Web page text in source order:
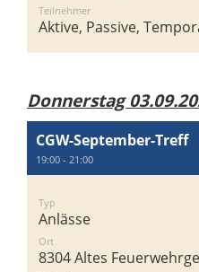
Teilnehmer
Aktive, Passive,
Donnerstag
CGW-September-Treff
19:00 - 21:00
Typ
Anlässe
Ort
8304 Altes